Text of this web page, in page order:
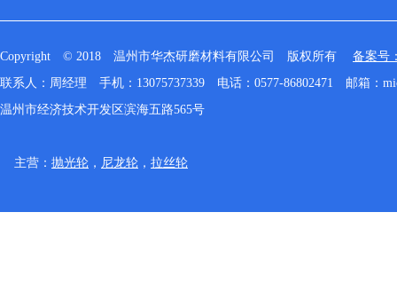
Copyright © 2018 温州市华杰研磨材料有限公司 版权所有 备案号
联系人：周经理 手机：13075737339 电话：0577-86802471 邮箱：
温州市经济技术开发区滨海五路565号
主营： 抛光轮 ， 尼龙轮 ， 拉丝轮